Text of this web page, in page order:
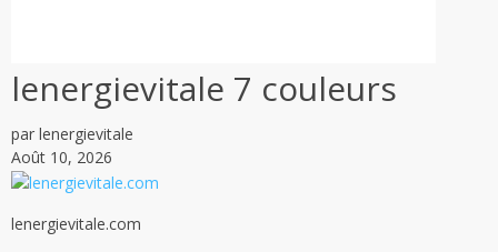
lenergievitale 7 couleurs
par lenergievitale
Août 10, 2026
lenergievitale.com